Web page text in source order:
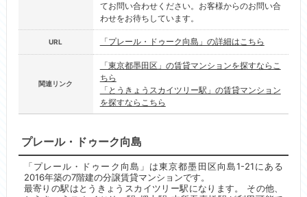
てお問い合わせください。お客様からのお問い合
わせをお待ちしています。
URL 「プレール・ドゥーク向島」の詳細はこちら
関連リンク
「東京都墨田区」の賃貸マンションを探すならこ
ちら
「とうきょうスカイツリー駅」の賃貸マンション
を探すならこちら
プレール・ドゥーク向島
「プレール・ドゥーク向島」は東京都墨田区向島1-21にある
2016年築の7階建の分譲賃貸マンションです。
最寄りの駅はとうきょうスカイツリー駅になります。 その他、